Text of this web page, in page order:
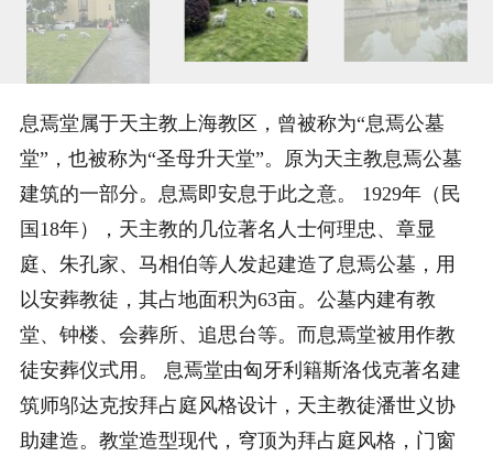
息焉堂属于天主教上海教区，曾被称为“息焉公墓
堂”，也被称为“圣母升天堂”。原为天主教息焉公墓
建筑的一部分。息焉即安息于此之意。 1929年（民
国18年），天主教的几位著名人士何理忠、章显
庭、朱孔家、马相伯等人发起建造了息焉公墓，用
以安葬教徒，其占地面积为63亩。公墓内建有教
堂、钟楼、会葬所、追思台等。而息焉堂被用作教
徒安葬仪式用。 息焉堂由匈牙利籍斯洛伐克著名建
筑师邬达克按拜占庭风格设计，天主教徒潘世义协
助建造。教堂造型现代，穹顶为拜占庭风格，门窗